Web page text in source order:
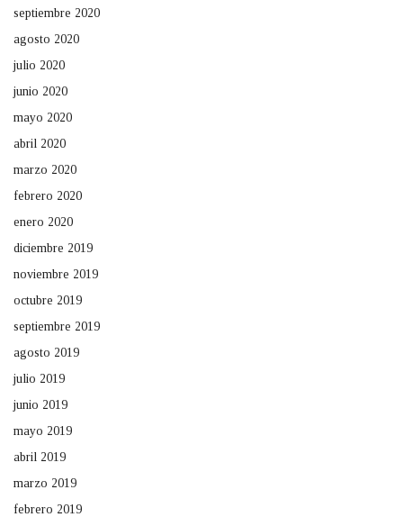
septiembre 2020
agosto 2020
julio 2020
junio 2020
mayo 2020
abril 2020
marzo 2020
febrero 2020
enero 2020
diciembre 2019
noviembre 2019
octubre 2019
septiembre 2019
agosto 2019
julio 2019
junio 2019
mayo 2019
abril 2019
marzo 2019
febrero 2019